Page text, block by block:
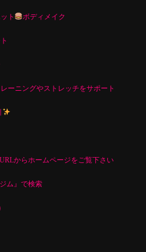
ト ボディメイク
ーニングやストレッチをサポート
からホームページをご覧下さい
ム』で検索